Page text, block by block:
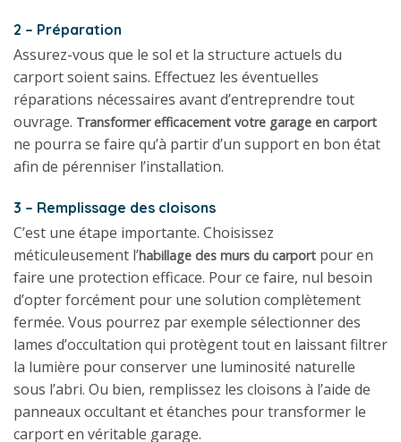
2 – Préparation
Assurez-vous que le sol et la structure actuels du
carport soient sains. Effectuez les éventuelles
réparations nécessaires avant d’entreprendre tout
ouvrage. Transformer efficacement votre garage en carport
ne pourra se faire qu’à partir d’un support en bon état
afin de pérenniser l’installation.
3 – Remplissage des cloisons
C’est une étape importante. Choisissez
méticuleusement l’habillage des murs du carport pour en
faire une protection efficace. Pour ce faire, nul besoin
d’opter forcément pour une solution complètement
fermée. Vous pourrez par exemple sélectionner des
lames d’occultation qui protègent tout en laissant filtrer
la lumière pour conserver une luminosité naturelle
sous l’abri. Ou bien, remplissez les cloisons à l’aide de
panneaux occultant et étanches pour transformer le
carport en véritable garage.